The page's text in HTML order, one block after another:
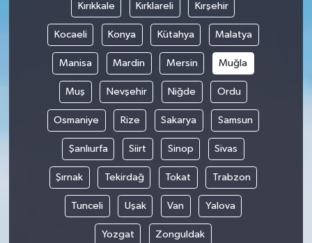
Kırıkkale Kırklareli Kırşehir
Kocaeli Konya Kütahya Malatya
Manisa Mardin Mersin Muğla
Muş Nevşehir Niğde Ordu
Osmaniye Rize Sakarya Samsun
Şanlıurfa Siirt Sinop Sivas
Şırnak Tekirdağ Tokat Trabzon
Tunceli Uşak Van Yalova
Yozgat Zonguldak